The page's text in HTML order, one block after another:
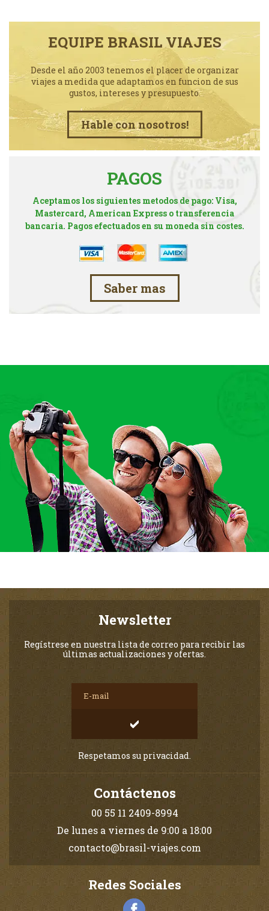
EQUIPE BRASIL VIAJES
Desde el año 2003 tenemos el placer de organizar
viajes a medida que adaptamos en funcion de sus
gustos, intereses y presupuesto.
Hable con nosotros!
PAGOS
Aceptamos los siguientes metodos de pago: Visa,
Mastercard, American Express o transferencia
bancaria. Pagos efectuados en su moneda sin costes.
Saber mas
Newsletter
Regístrese en nuestra lista de correo para recibir las
últimas actualizaciones y ofertas.
Respetamos su privacidad.
Contáctenos
00 55 11 2409-8994
De lunes a viernes de 9:00 a 18:00
contacto@brasil-viajes.com
Redes Sociales